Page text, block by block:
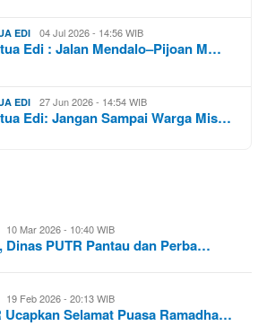
EDI 04 Jul 2026 - 14:56 WIB
Edi : Jalan Mendalo–Pijoan M…
EDI 27 Jun 2026 - 14:54 WIB
Edi: Jangan Sampai Warga Mis…
10 Mar 2026 - 10:40 WIB
Dinas PUTR Pantau dan Perba…
19 Feb 2026 - 20:13 WIB
Ucapkan Selamat Puasa Ramadha…